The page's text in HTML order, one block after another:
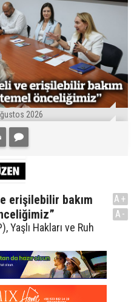
2026
erişilebilir bakım
Yaşlı Hakları ve Ruh
A+
A-